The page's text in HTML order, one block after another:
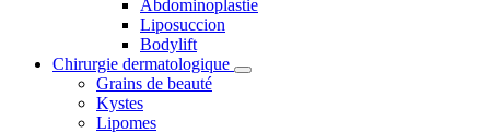
Abdominoplastie
Liposuccion
Bodylift
Chirurgie dermatologique
Grains de beauté
Kystes
Lipomes